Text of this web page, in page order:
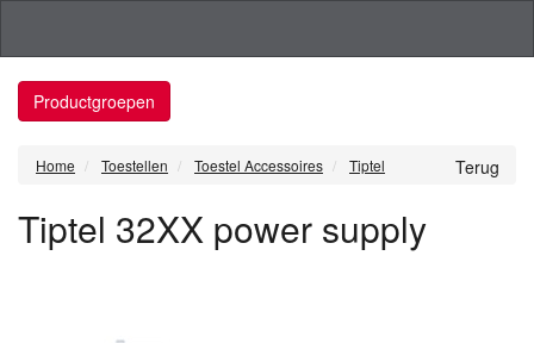
Productgroepen
Terug
Home Toestellen Toestel Accessoires Tiptel
Tiptel 32XX power supply